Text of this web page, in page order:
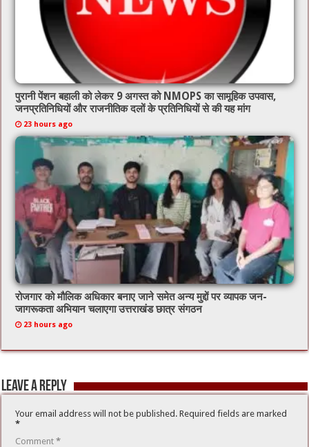
पुरानी पेंशन बहाली को लेकर 9 अगस्त को NMOPS का सामूहिक उपवास,
जनप्रतिनिधियों और राजनीतिक दलों के प्रतिनिधियों से की यह मांग
23 hours ago
रोजगार को मौलिक अधिकार बनाए जाने समेत अन्य मुद्दों पर व्यापक जन-
जागरूकता अभियान चलाएगा उत्तराखंड छात्र संगठन
23 hours ago
Leave a Reply
Your email address will not be published. Required fields are marked
*
Comment*